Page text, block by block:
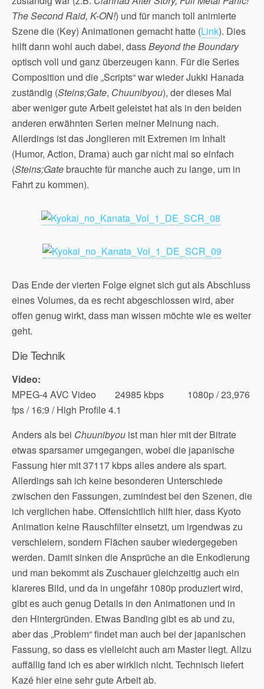
The Second Raid, K-ON!) und für manch toll animierte
Szene die (Key) Animationen gemacht hatte (Link). Dies
hilft dann wohl auch dabei, dassBeyond the Boundary
optisch voll und ganz überzeugen kann. Für die Series
Composition und die „Scripts“ war wieder Jukki Hanada
zuständig (Steins;Gate, Chuunibyou), der dieses Mal
aber weniger gute Arbeit geleistet hat als in den beiden
anderen erwähnten Serien meiner Meinung nach.
Allerdings ist das Jonglieren mit Extremen im Inhalt
(Humor, Action, Drama) auch gar nicht mal so einfach
(Steins;Gatebrauchte für manche auch zu lange, um in
Fahrt zu kommen).
Das Ende der vierten Folge eignet sich gut als Abschluss
eines Volumes, da es recht abgeschlossen wird, aber
offen genug wirkt, dass man wissen möchte wie es weiter
geht.
Die Technik
Video:
MPEG-4 AVC Video 24985 kbps 1080p / 23,976
fps / 16:9 / High Profile 4.1
Anders als bei Chuunibyou ist man hier mit der Bitrate
etwas sparsamer umgegangen, wobei die japanische
Fassung hier mit 37117 kbps alles andere als spart.
Allerdings sah ich keine besonderen Unterschiede
zwischen den Fassungen, zumindest bei den Szenen, die
ich verglichen habe. Offensichtlich hilft hier, dass Kyoto
Animation keine Rauschfilter einsetzt, um irgendwas zu
verschleiern, sondern Flächen sauber wiedergegeben
werden. Damit sinken die Ansprüche an die Enkodierung
und man bekommt als Zuschauer gleichzeitig auch ein
klareres Bild, und da in ungefähr 1080p produziert wird,
gibt es auch genug Details in den Animationen und in
den Hintergründen. Etwas Banding gibt es ab und zu,
aber das „Problem“ findet man auch bei der japanischen
Fassung, so dass es vielleicht auch am Master liegt. Allzu
auffällig fand ich es aber wirklich nicht. Technisch liefert
Kazé hier eine sehr gute Arbeit ab.